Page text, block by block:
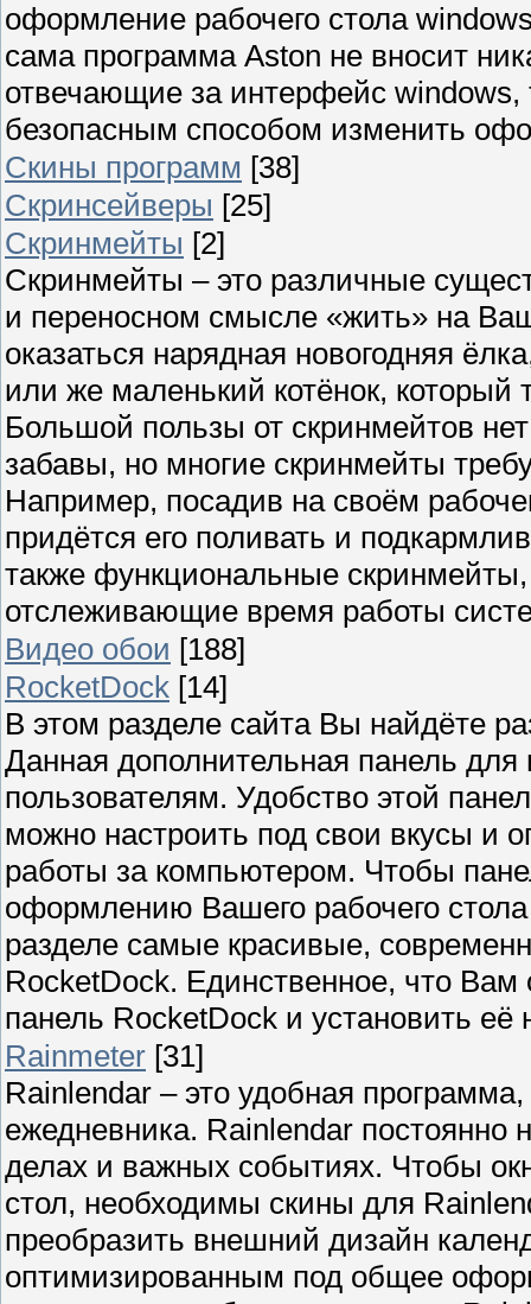
оформление рабочего стола
сама программа Aston не вносит
отвечающие за интерфейс
безопасным способом изменить
Скины программ [38]
Скринсейверы [25]
Скринмейты [2]
Скринмейты – это различные
и переносном смысле «жить» на
оказаться нарядная новогодняя
или же маленький котёнок, который
Большой пользы от скринмейтов
забавы, но многие скринмейты
Например, посадив на своём
придётся его поливать и
также функциональные
отслеживающие время работы
Видео обои [188]
RocketDock [14]
В этом разделе сайта Вы найдёте
Данная дополнительная панель для
пользователям. Удобство этой
можно настроить под свои вкусы и
работы за компьютером. Чтобы
оформлению Вашего рабочего
разделе самые красивые,
RocketDock. Единственное, что
панель RocketDock и установить
Rainmeter [31]
Rainlendar – это удобная
ежедневника. Rainlendar постоянно
делах и важных событиях. Чтобы
стол, необходимы скины для
преобразить внешний дизайн
оптимизированным под общее